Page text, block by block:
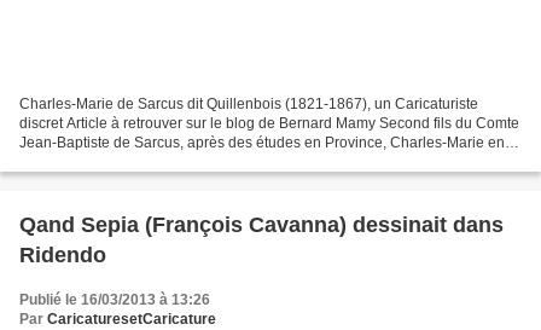
Charles-Marie de Sarcus dit Quillenbois (1821-1867), un Caricaturiste
discret Article à retrouver sur le blog de Bernard Mamy Second fils du Comte
Jean-Baptiste de Sarcus, après des études en Province, Charles-Marie entre
Qand Sepia (François Cavanna) dessinait dans
Ridendo
Publié le 16/03/2013 à 13:26
Par CaricaturesetCaricature